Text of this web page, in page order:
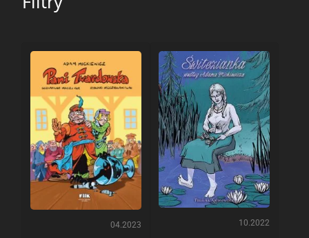
04.2023 10.2022